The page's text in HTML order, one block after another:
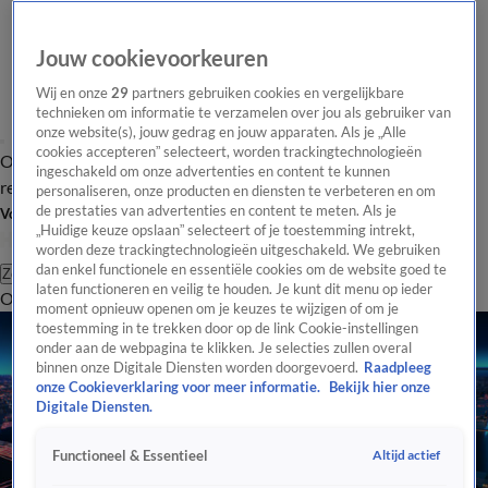
Overzicht Laatste nieuws Regionieuws Het beste van Hart
Tip de
redactie
Volg Hart van Nederland
Zoeken
OverzichtRegioUitzendingenWeerTip de redactiePanelVideo's
Jouw cookievoorkeuren
Wij en onze29 partners gebruiken cookies en vergelijkbare
technieken om informatie te verzamelen over jou als gebruiker van
onze website(s), jouw gedrag en jouw apparaten. Als je „Alle
cookies accepteren” selecteert, worden trackingtechnologieën
ingeschakeld om onze advertenties en content te kunnen
personaliseren, onze producten en diensten te verbeteren en om
de prestaties van advertenties en content te meten. Als je
„Huidige keuze opslaan” selecteert of je toestemming intrekt,
worden deze trackingtechnologieën uitgeschakeld. We gebruiken
dan enkel functionele en essentiële cookies om de website goed te
laten functioneren en veilig te houden. Je kunt dit menu op ieder
moment opnieuw openen om je keuzes te wijzigen of om je
toestemming in te trekken door op de link Cookie-instellingen
onder aan de webpagina te klikken. Je selecties zullen overal
binnen onze Digitale Diensten worden doorgevoerd. Raadpleeg
onze Cookieverklaring voor meer informatie.
Bekijk hier onze
Digitale Diensten.
Functioneel & Essentieel Altijd actief